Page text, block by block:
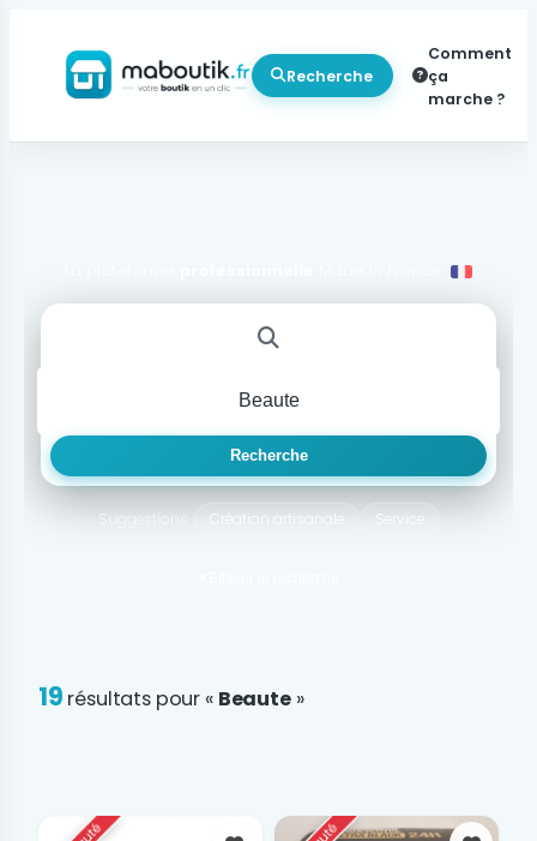
Recherche
Comment
ça
marche ?
Recherche
Suggestions : Création artisanale Service
19 résultats pour « Beaute»